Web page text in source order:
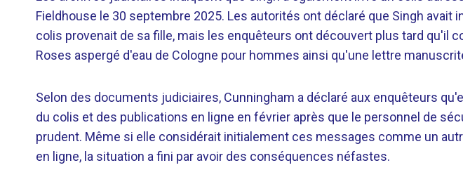
Fieldhouse le 30 septembre 2025. Les autorités ont déclaré que Singh avait
colis provenait de sa fille, mais les enquêteurs ont découvert plus tard qu'il
Roses aspergé d'eau de Cologne pour hommes ainsi qu'une lettre
Selon des documents judiciaires, Cunningham a déclaré aux enquêteurs
du colis et des publications en ligne en février après que le personnel de
prudent. Même si elle considérait initialement ces messages comme un
en ligne, la situation a fini par avoir des conséquences néfastes.